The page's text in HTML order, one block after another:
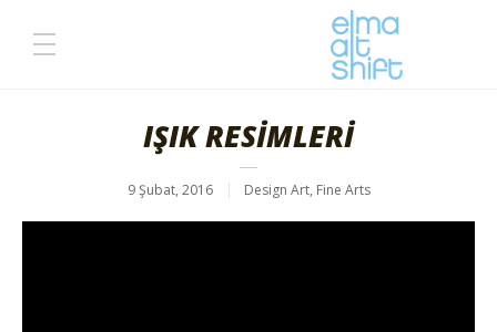
IŞIK RESİMLERİ
9 Şubat, 2016 Design Art, Fine Arts